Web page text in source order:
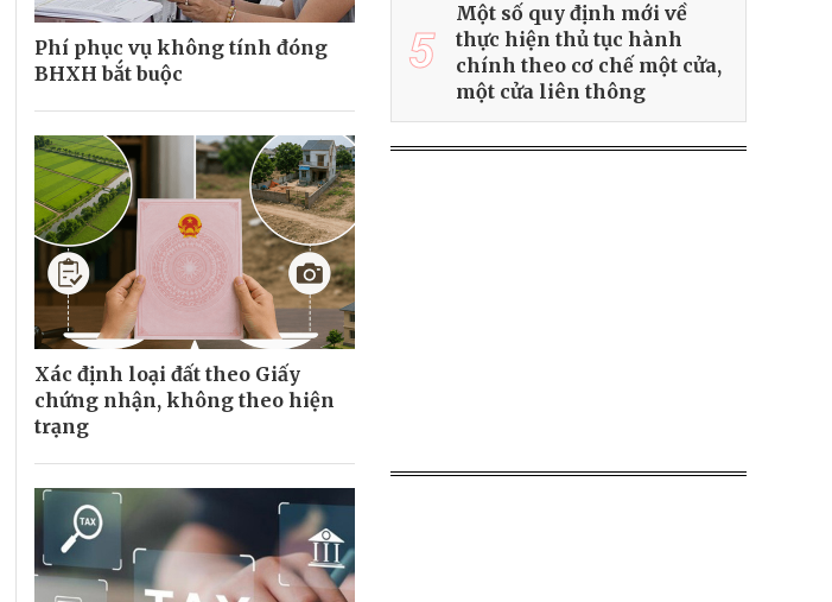
Phí phục vụ không tính đóng
BHXH bắt buộc
Xác định loại đất theo Giấy
chứng nhận, không theo hiện
trạng
5
Một số quy định mới về
thực hiện thủ tục hành
chính theo cơ chế một cửa,
một cửa liên thông